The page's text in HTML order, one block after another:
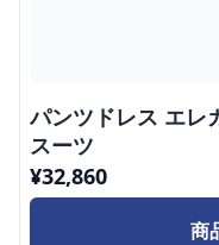
パンツドレス エレ
スーツ
¥32,860
商